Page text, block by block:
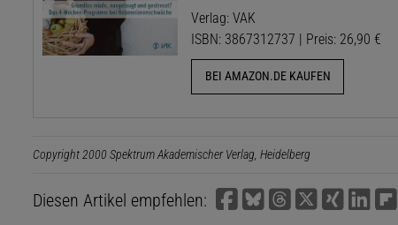
Verlag: VAK
ISBN: 3867312737 | Preis: 26,90 €
BEI AMAZON.DE KAUFEN
Copyright 2000 Spektrum Akademischer Verlag, Heidelberg
Diesen Artikel empfehlen: